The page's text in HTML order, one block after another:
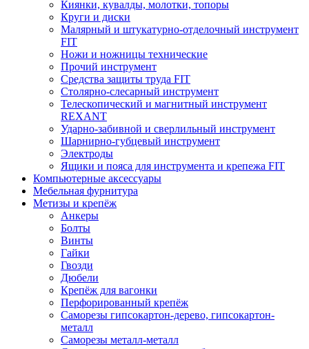
Киянки, кувалды, молотки, топоры
Круги и диски
Малярный и штукатурно-отделочный инструмент
FIT
Ножи и ножницы технические
Прочий инструмент
Средства защиты труда FIT
Столярно-слесарный инструмент
Телескопический и магнитный инструмент
REXANT
Ударно-забивной и сверлильный инструмент
Шарнирно-губцевый инструмент
Электроды
Ящики и пояса для инструмента и крепежа FIT
Компьютерные аксессуары
Мебельная фурнитура
Метизы и крепёж
Анкеры
Болты
Винты
Гайки
Гвозди
Дюбели
Крепёж для вагонки
Перфорированный крепёж
Саморезы гипсокартон-дерево, гипсокартон-
металл
Саморезы металл-металл